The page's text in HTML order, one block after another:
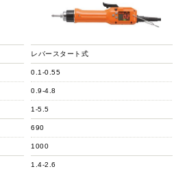
レバースタート式
0.1-0.55
0.9-4.8
1-5.5
690
1000
1.4-2.6